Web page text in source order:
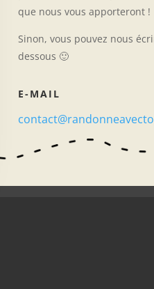
que nous vous apporteront !
Sinon, vous pouvez nous
dessous 🙂
E-MAIL